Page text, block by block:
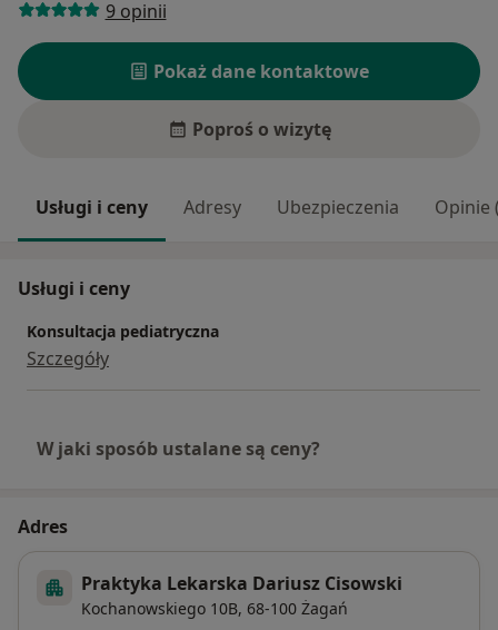
9 opinii
Pokaż dane kontaktowe
Poproś o wizytę
Usługi i ceny Adresy Ubezpieczenia Opinie
Usługi i ceny
Konsultacja pediatryczna
Szczegóły
W jaki sposób ustalane są ceny?
Adres
Praktyka Lekarska Dariusz Cisowski
Kochanowskiego 10B, 68-100 Żagań